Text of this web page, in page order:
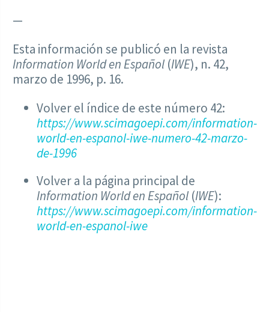
—
Esta información se publicó en la revista
Information World en Español (IWE), n. 42,
marzo de 1996, p. 16.
Volver el índice de este número 42:
https://www.scimagoepi.com/information-
world-en-espanol-iwe-numero-42-marzo-
de-1996
Volver a la página principal de
Information World en Español (IWE):
https://www.scimagoepi.com/information-
world-en-espanol-iwe